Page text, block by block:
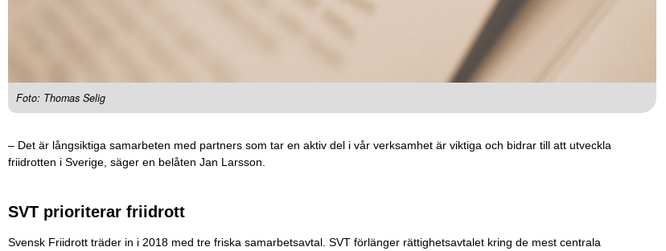
Foto: Thomas Selig
– Det är långsiktiga samarbeten med partners som tar en aktiv del i vår verksamhet är viktiga och bidrar till att utveckla
friidrotten i Sverige, säger en belåten Jan Larsson.
SVT prioriterar friidrott
Svensk Friidrott träder in i 2018 med tre friska samarbetsavtal. SVT förlänger rättighetsavtalet kring de mest centrala